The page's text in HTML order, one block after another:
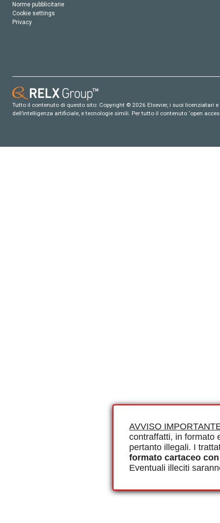
AVVISO
contraffatti, in formato
pertanto illegali. I
formato cartaceo
Eventuali illeciti
Norme pubblicitarie
Cookie settings
Privacy
Tutto il contenuto di questo sito: Copyright © 2026 Elsevier, i suoi
dell’intelligenza artificiale, e tecnologie simili. Per tutto il contenuto ‘open